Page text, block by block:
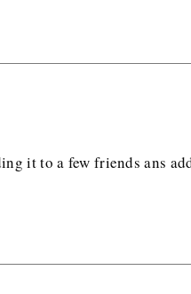
it to a few friends ans